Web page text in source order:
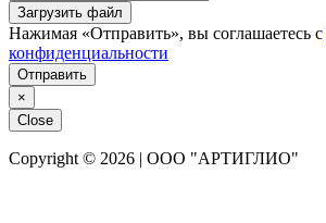
Загрузить файл
Нажимая «Отправить», вы соглашаетесь с
конфиденциальности
Отправить
×
Close
Copyright © 2026 | ООО "АРТИГЛИО"